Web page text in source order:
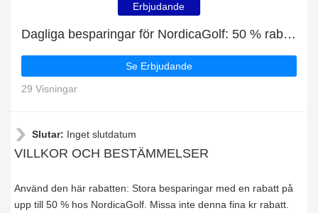
Erbjudande
Dagliga besparingar för NordicaGolf: 50 % rabatt, gratis gåvor och mer
Se Erbjudande
29 Visningar
Slutar: Inget slutdatum
VILLKOR OCH BESTÄMMELSER
Använd den här rabatten: Stora besparingar med en rabatt på
upp till 50 % hos NordicaGolf. Missa inte denna fina kr rabatt.